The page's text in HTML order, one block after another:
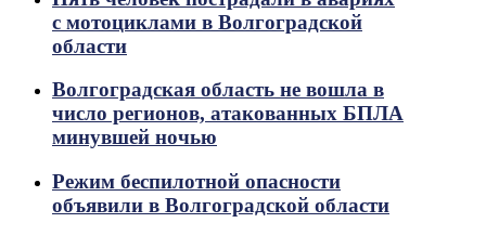
с мотоциклами в Волгоградской
области
Волгоградская область не вошла в
число регионов, атакованных БПЛА
минувшей ночью
Режим беспилотной опасности
объявили в Волгоградской области